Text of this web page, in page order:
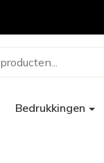
Bedrukkingen